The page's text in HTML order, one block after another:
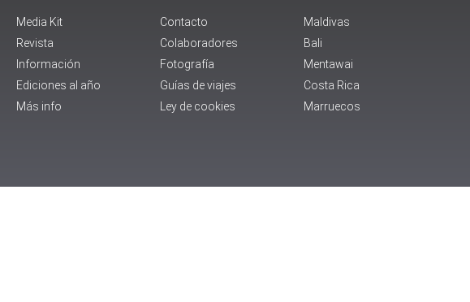
Media Kit
Revista
Información
Ediciones al año
Más info
Contacto
Colaboradores
Fotografía
Guías de viajes
Ley de cookies
Maldivas
Bali
Mentawai
Costa Rica
Marruecos